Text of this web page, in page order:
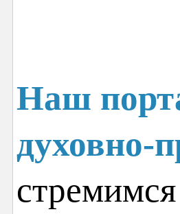
Наш
духовно-